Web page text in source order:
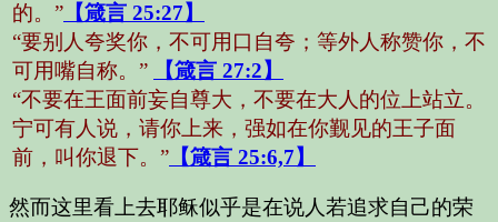
的。” 【箴言 25:27】
“要别人夸奖你，不可用口自夸；等外人称赞你，不
可用嘴自称。”
【箴言 27:2】
“不要在王面前妄自尊大，不要在大人的位上站立。
宁可有人说，请你上来，强如在你觐见的王子面
前，叫你退下。” 【箴言 25:6,7】
然而这里看上去耶稣似乎是在说人若追求自己的荣